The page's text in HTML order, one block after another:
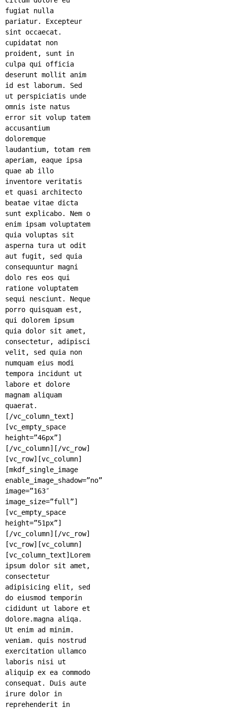
fugiat nulla
pariatur. Excepteur
sint occaecat.
cupidatat non
proident, sunt in
culpa qui officia
deserunt mollit anim
id est laborum. Sed
ut perspiciatis unde
omnis iste natus
error sit volup tatem
accusantium
doloremque
laudantium, totam rem
aperiam, eaque ipsa
quae ab illo
inventore veritatis
et quasi architecto
beatae vitae dicta
sunt explicabo. Nem o
enim ipsam voluptatem
quia voluptas sit
asperna tura ut odit
aut fugit, sed quia
consequuntur magni
dolo res eos qui
ratione voluptatem
sequi nesciunt. Neque
porro quisquam est,
qui dolorem ipsum
quia dolor sit amet,
consectetur, adipisci
velit, sed quia non
numquam eius modi
tempora incidunt ut
labore et dolore
magnam aliquam
quaerat.
[/vc_column_text]
[vc_empty_space
height=”46px”]
[/vc_column][/vc_row]
[vc_row][vc_column]
[mkdf_single_image
enable_image_shadow=”no”
image=”163″
image_size=”full”]
[vc_empty_space
height=”51px”]
[/vc_column][/vc_row]
[vc_row][vc_column]
[vc_column_text]Lorem
ipsum dolor sit amet,
consectetur
adipisicing elit, sed
do eiusmod temporin
cididunt ut labore et
dolore.magna aliqa.
Ut enim ad minim.
veniam. quis nostrud
exercitation ullamco
laboris nisi ut
aliquip ex ea commodo
consequat. Duis aute
irure dolor in
reprehenderit in